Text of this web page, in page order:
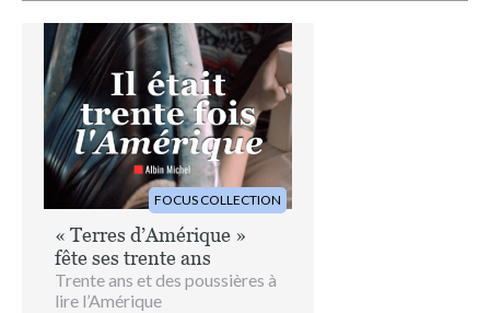
Image
FOCUS COLLECTION
« Terres d’Amérique »
fête ses trente ans
Trente ans et des poussières à
lire l’Amérique